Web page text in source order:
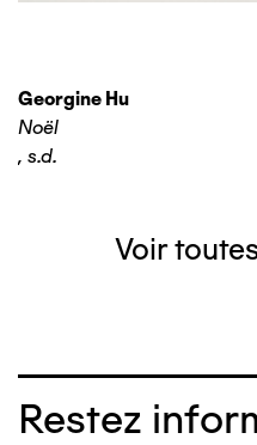
Georgine Hu
Noël
, s.d.
Voir
Restez